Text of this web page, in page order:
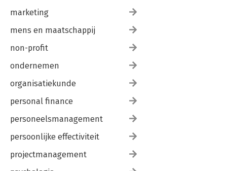
marketing
mens en maatschappij
non-profit
ondernemen
organisatiekunde
personal finance
personeelsmanagement
persoonlijke effectiviteit
projectmanagement